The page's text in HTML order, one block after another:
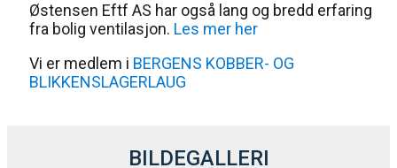
Østensen Eftf AS har også lang og bredd erfaring
fra bolig ventilasjon. Les mer her
Vi er medlem i BERGENS KOBBER- OG
BLIKKENSLAGERLAUG
BILDEGALLERI